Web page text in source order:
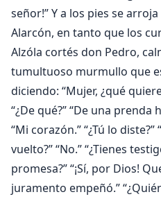
señor!” Y a los pies se
Alarcón, en tanto que los
Alzóla cortés don Pedro,
tumultuoso murmullo que
diciendo: “Mujer, ¿qué
“¿De qué?” “De una prenda
“Mi corazón.” “¿Tú lo
vuelto?” “No.” “¿Tienes
promesa?” “¡Sí, por Dios!
juramento empeñó.”